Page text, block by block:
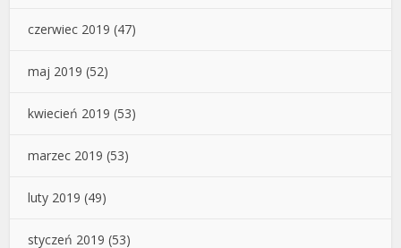
czerwiec 2019 (47)
maj 2019 (52)
kwiecień 2019 (53)
marzec 2019 (53)
luty 2019 (49)
styczeń 2019 (53)